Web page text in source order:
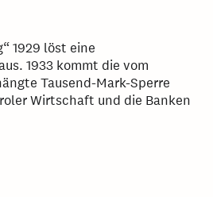
1929 löst eine
1933 kommt die vom
Tausend-Mark-Sperre
Wirtschaft und die Banken